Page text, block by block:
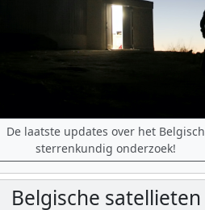
De laatste updates over het Belgisch
sterrenkundig onderzoek!
Belgische satellieten